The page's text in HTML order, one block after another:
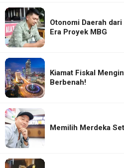
Otonomi Daerah
Era Proyek MBG
Kiamat Fiskal
Berbenah!
Memilih Merdeka